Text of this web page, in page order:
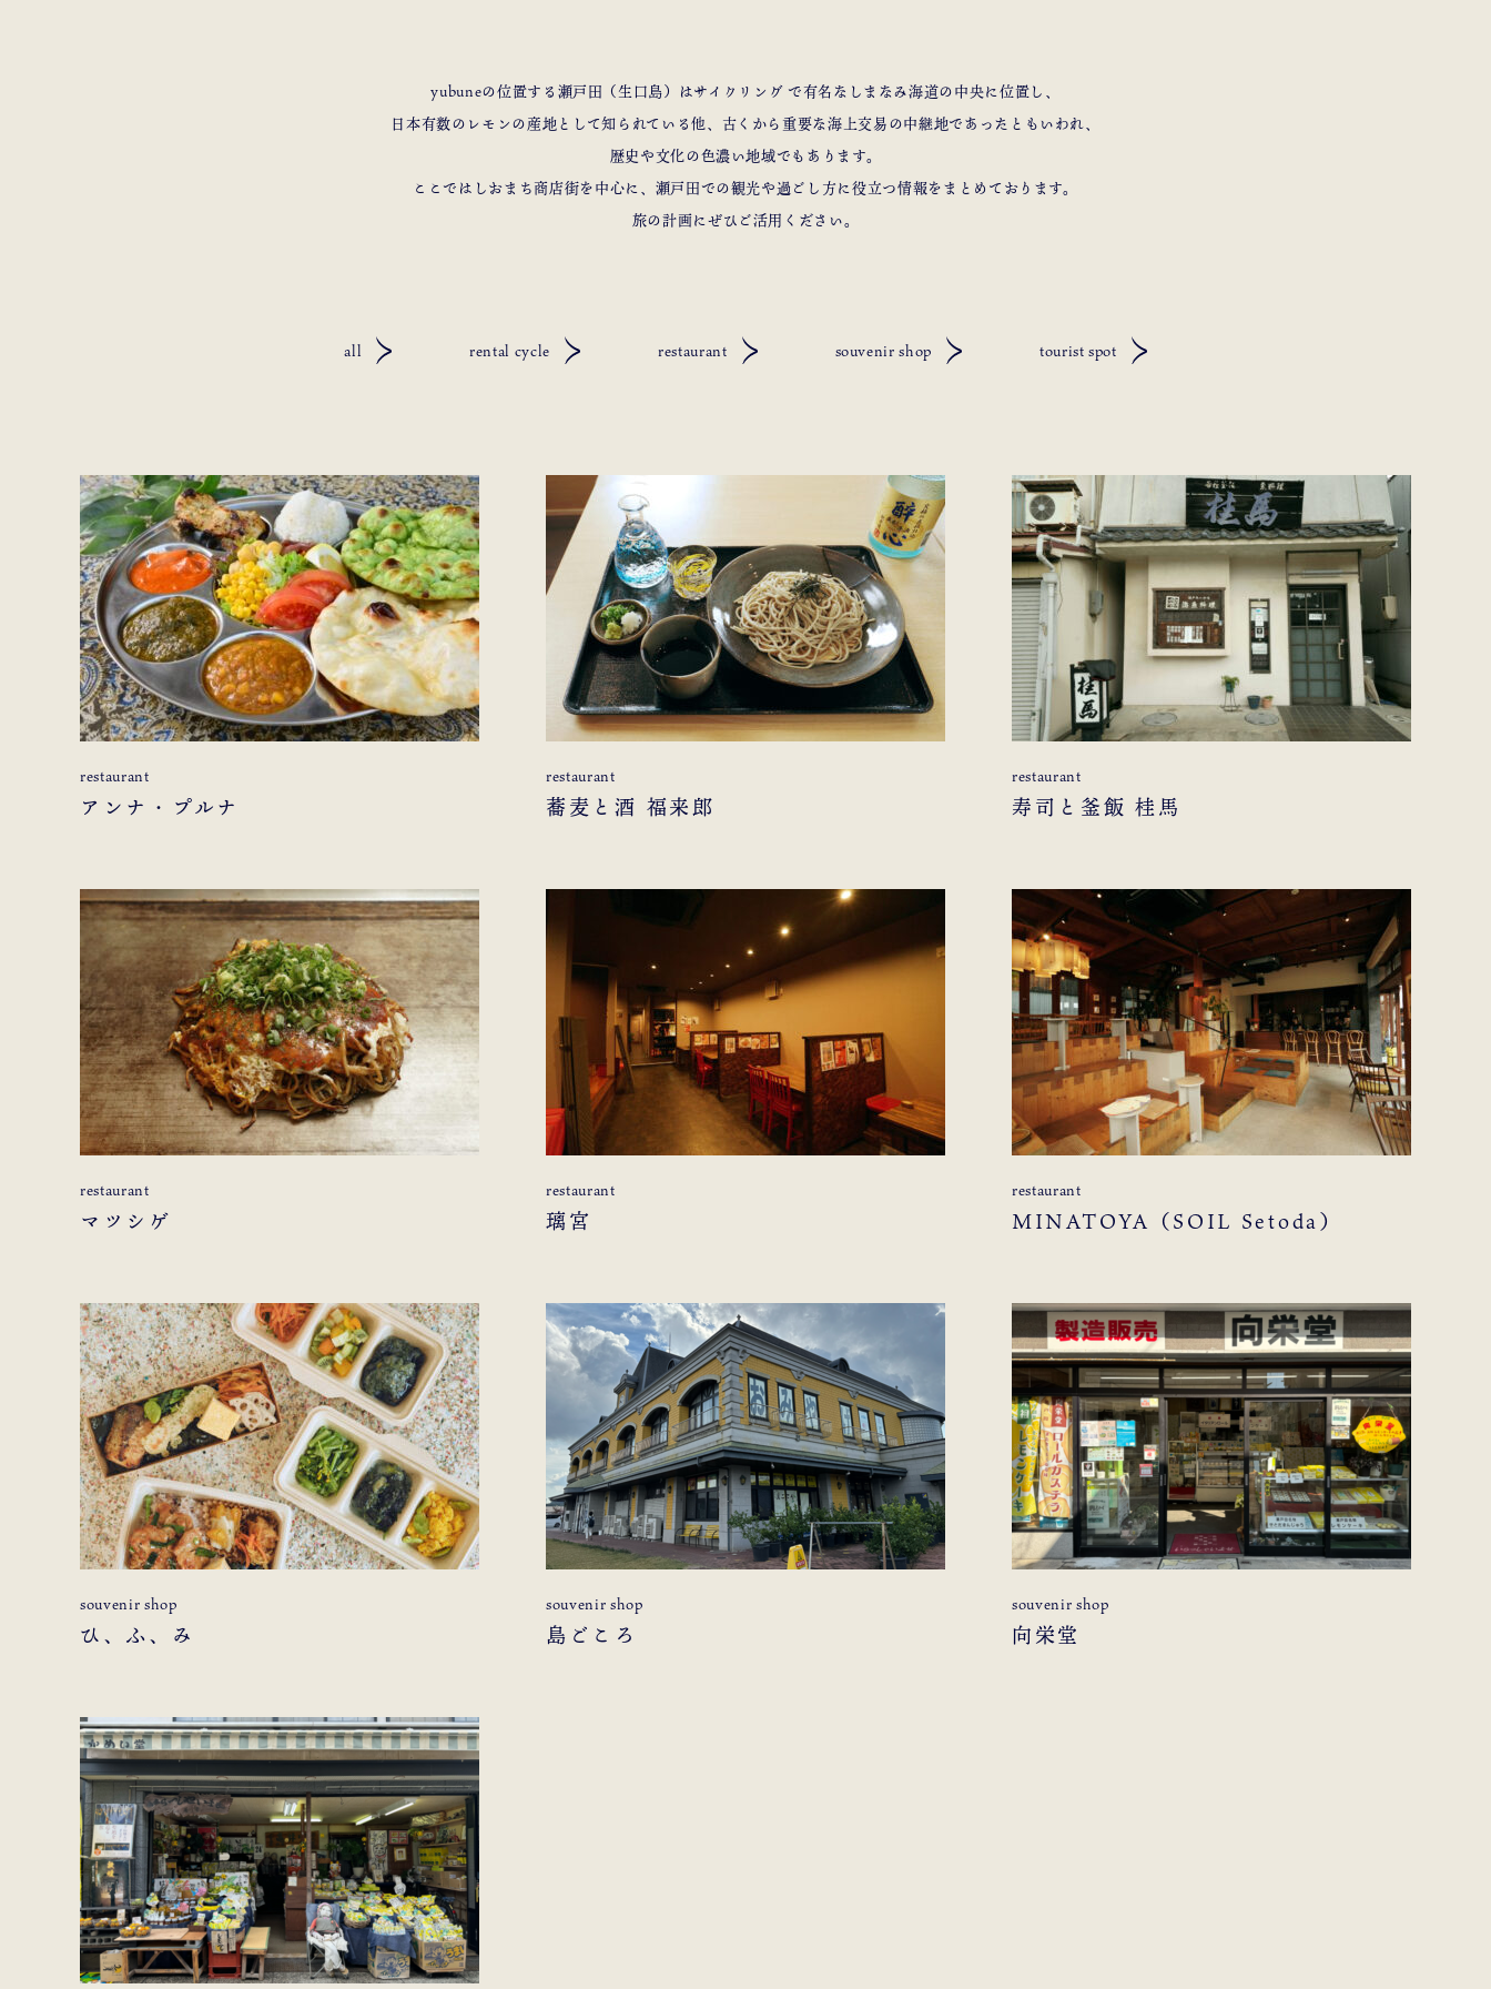
yubuneの位置する瀬戸田（生口島）はサイクリング で有名なしまなみ海道の中央に位置し、
日本有数のレモンの産地として知られている他、古くから重要な海上交易の中継地であったともいわれ、
歴史や文化の色濃い地域でもあります。
ここではしおまち商店街を中心に、瀬戸田での観光や過ごし方に役立つ情報をまとめております。
旅の計画にぜひご活用ください。
all rental cycle restaurant souvenir shop tourist spot
restaurant
アンナ・プルナ
restaurant
蕎麦と酒 福来郎
restaurant
寿司と釜飯 桂馬
restaurant
マツシゲ
restaurant
璃宮
restaurant
MINATOYA（SOIL Setoda）
souvenir shop
ひ、ふ、み
souvenir shop
島ごころ
souvenir shop
向栄堂